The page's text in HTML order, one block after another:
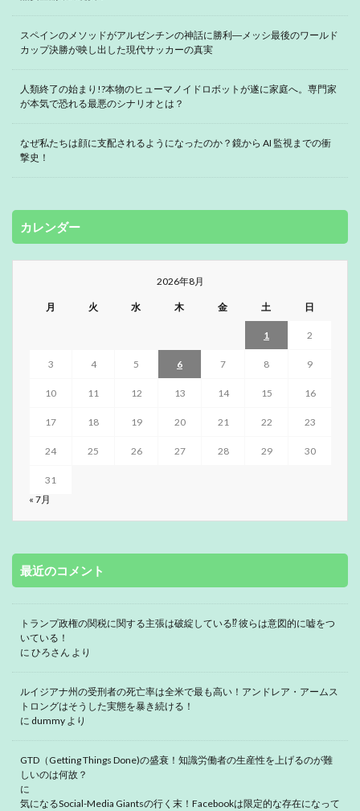
スペインのメソッドがアルゼンチンの神話に勝利―メッシ最後のワールド
カップ決勝が映し出した現代サッカーの真実
人類終了の始まり!?本物のヒューマノイドロボットが遂に家庭へ。専門家
が本気で恐れる最悪のシナリオとは？
なぜ私たちは顔に支配されるようになったのか？鏡から AI 監視までの衝
撃史！
カレンダー
2026年8月
月 火 水 木 金 土 日
1 2
3 4 5 6 7 8 9
10 11 12 13 14 15 16
17 18 19 20 21 22 23
24 25 26 27 28 29 30
31
« 7月
最近のコメント
トランプ政権の関税に関する主張は破綻している⁉ 彼らは意図的に嘘をつ
いている！
に ひろさん より
ルイジアナ州の受刑者の死亡率は全米で最も高い！アンドレア・アームス
トロングはそうした実態を暴き続ける！
に dummy より
GTD（Getting Things Done)の盛衰！知識労働者の生産性を上げるのが難
しいのは何故？
に
気になるSocial-Media Giantsの行く末！Facebookは限定的な存在になって